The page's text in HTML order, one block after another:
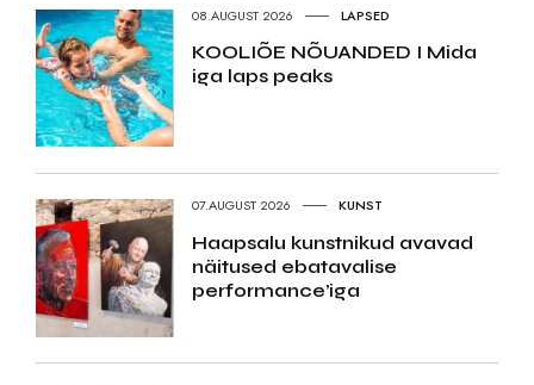
08.AUGUST 2026 LAPSED
KOOLIÕE NÕUANDED I Mida
iga laps peaks
07.AUGUST 2026 KUNST
Haapsalu kunstnikud avavad
näitused ebatavalise
performance’iga